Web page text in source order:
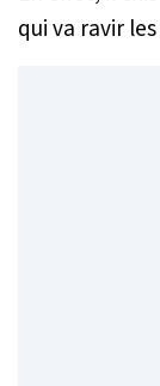
qui va ravir